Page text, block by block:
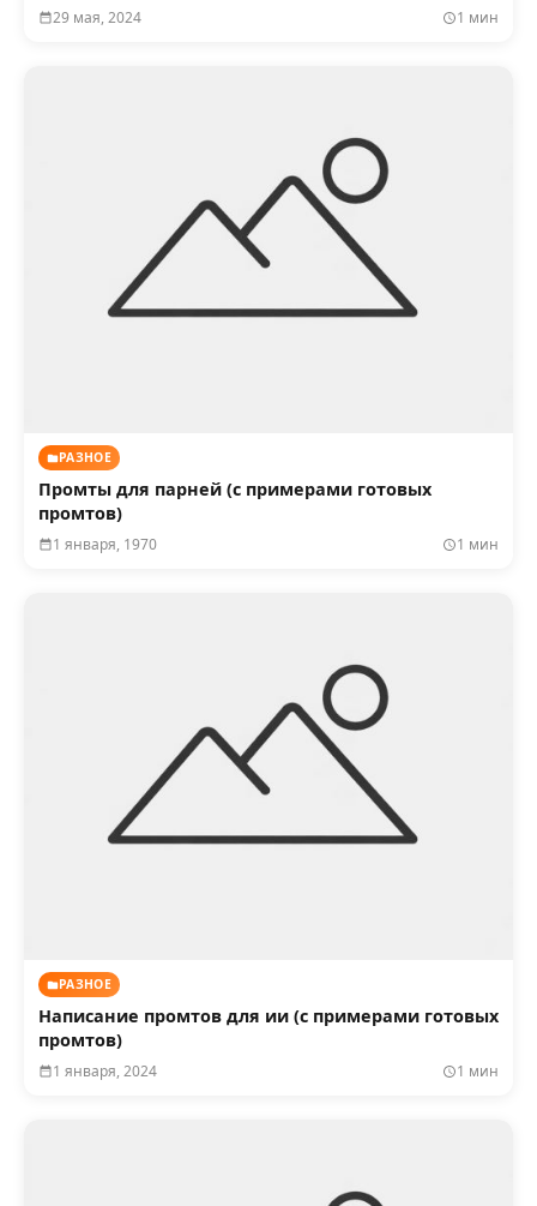
29 мая, 2024 1 мин
РАЗНОЕ
Промты для парней (с примерами готовых
промтов)
1 января, 1970 1 мин
РАЗНОЕ
Написание промтов для ии (с примерами готовых
промтов)
1 января, 2024 1 мин